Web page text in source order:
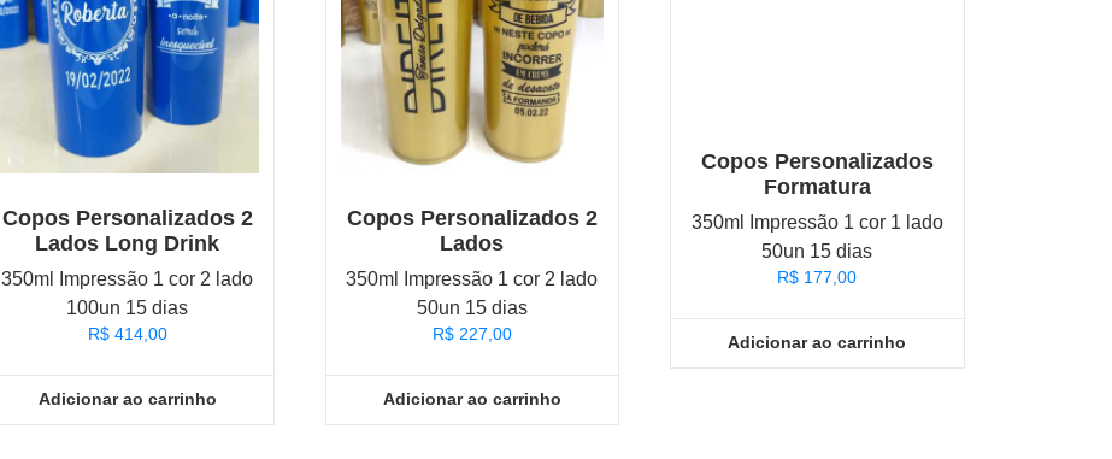
Copos Personalizados 2
Lados Long Drink
350ml Impressão 1 cor 2 lado
100un 15 dias
R$414,00
Adicionar ao carrinho
Copos Personalizados 2
Lados
350ml Impressão 1 cor 2 lado
50un 15 dias
R$227,00
Adicionar ao carrinho
Copos Personalizados
Formatura
350ml Impressão 1 cor 1 lado
50un 15 dias
R$ 177,00
Adicionar ao carrinho